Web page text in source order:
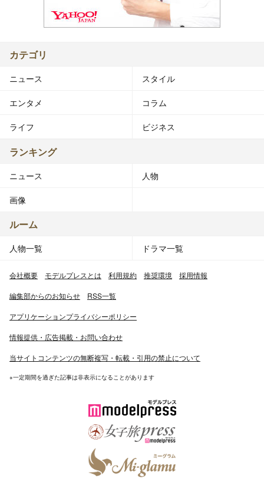
カテゴリ
ニュース スタイル
エンタメ コラム
ライフ ビジネス
ランキング
ニュース 人物
画像
ルーム
人物一覧 ドラマ一覧
会社概要 モデルプレスとは 利用規約 推奨環境 採用情報
編集部からのお知らせ RSS一覧
アプリケーションプライバシーポリシー
情報提供・広告掲載・お問い合わせ
当サイトコンテンツの無断複写・転載・引用の禁止について
※一定期間を過ぎた記事は非表示になることがあります